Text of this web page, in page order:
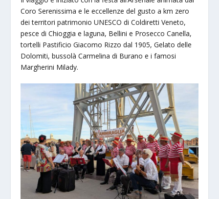
Coro Serenissima e le eccellenze del gusto a km zero
dei territori patrimonio UNESCO di Coldiretti Veneto,
pesce di Chioggia e laguna, Bellini e Prosecco Canella,
tortelli Pastificio Giacomo Rizzo dal 1905, Gelato delle
Dolomiti, bussolà Carmelina di Burano e i famosi
Margherini Milady.